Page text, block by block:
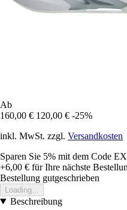
Ab
160,00 € 120,00 € -25%
inkl. MwSt. zzgl. Versandkosten
Sparen Sie 5% mit dem Code
+6,00 € für Ihre nächste
Bestellung gutgeschrieben
Loading...
Beschreibung